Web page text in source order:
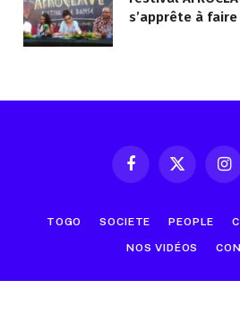
s’apprête à
FacebookX
TOGO SOCIETE PEOPLE
NOS VIDÉOS